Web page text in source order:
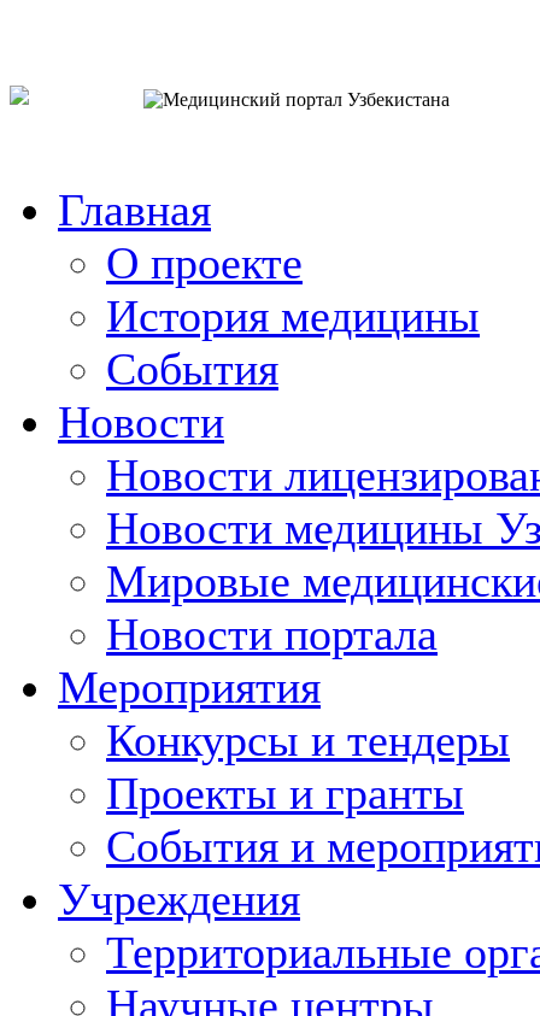
Главная
О проекте
История медицины
События
Новости
Новости
Новости медицины
Мировые
Новости портала
Мероприятия
Конкурсы и тендеры
Проекты и гранты
События и
Учреждения
Территориальные
Научные центры